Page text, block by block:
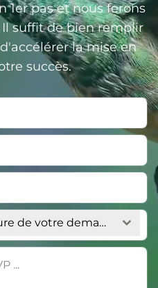
1er pas et nous ferons
suffit de bien remplir
la mise en
succès.
Veuillez spécifier la nature de votre demande